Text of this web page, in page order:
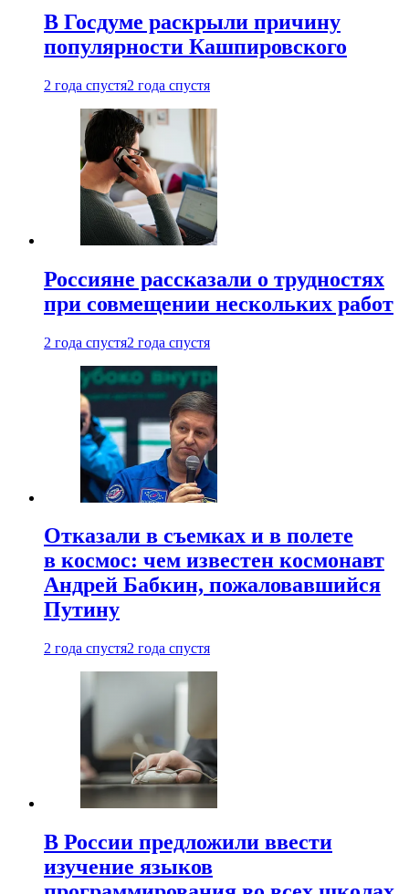
В Госдуме раскрыли причину
популярности Кашпировского
2 года спустя2 года спустя
Россияне рассказали о трудностях
при совмещении нескольких работ
2 года спустя2 года спустя
Отказали в съемках и в полете
в космос: чем известен космонавт
Андрей Бабкин, пожаловавшийся
Путину
2 года спустя2 года спустя
В России предложили ввести
изучение языков